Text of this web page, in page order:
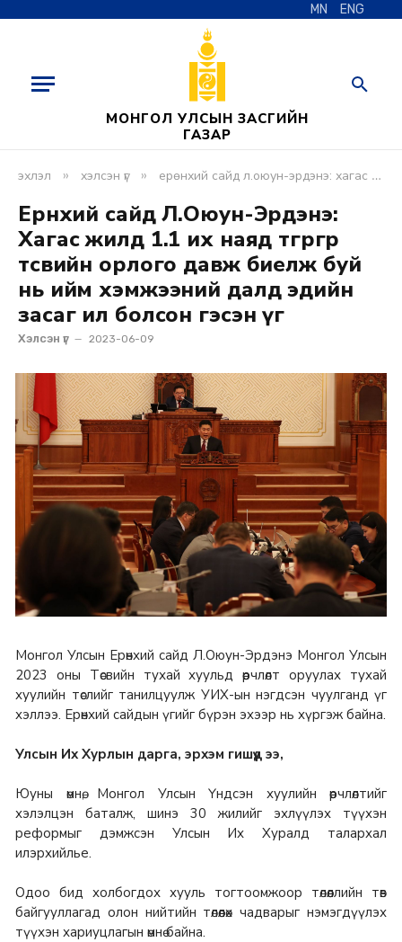
MN ENG
МОНГОЛ УЛСЫН ЗАСГИЙН
ГАЗАР
эхлэл » хэлсэн үг » ерөнхий сайд л.оюун-эрдэнэ: хагас жилд 1.1 их наяд төгрөгөөр төсвийн орлого давж биелж буй нь ийм хэмжээний далд эдийн засаг ил болсон гэсэн үг
Ерөнхий сайд Л.Оюун-Эрдэнэ:
Хагас жилд 1.1 их наяд төгрөгөөр
төсвийн орлого давж биелж буй
нь ийм хэмжээний далд эдийн
засаг ил болсон гэсэн үг
Хэлсэн үг 2023-06-09
Монгол Улсын Ерөнхий сайд Л.Оюун-Эрдэнэ Монгол Улсын
2023 оны Төсвийн тухай хуульд өөрчлөлт оруулах тухай
хуулийн төслийг танилцуулж УИХ-ын нэгдсэн чуулганд үг
хэллээ. Ерөнхий сайдын үгийг бүрэн эхээр нь хүргэж байна.
Улсын Их Хурлын дарга, эрхэм гишүүд ээ,
Юуны өмнө, Монгол Улсын Үндсэн хуулийн өөрчлөлтийг
хэлэлцэн баталж, шинэ 30 жилийг эхлүүлэх түүхэн
реформыг дэмжсэн Улсын Их Хуралд талархал
илэрхийлье.
Одоо бид холбогдох хууль тогтоомжоор төлөөллийн төв
байгууллагад олон нийтийн төлөөлөх чадварыг нэмэгдүүлэх
түүхэн хариуцлагын өмнө байна.